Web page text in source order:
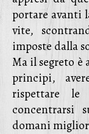
portare avanti
vite,
imposte dalla
Ma il segreto è
principi,
rispettare
concentrarsi
domani